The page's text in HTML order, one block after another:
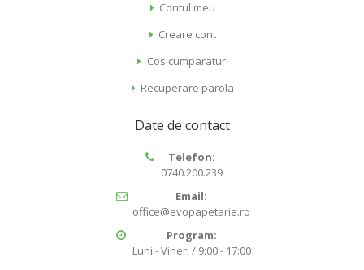
Contul meu
Creare cont
Cos cumparaturi
Recuperare parola
Date de contact
Telefon:
0740.200.239
Email:
office@evopapetarie.ro
Program:
Luni - Vineri / 9:00 - 17:00